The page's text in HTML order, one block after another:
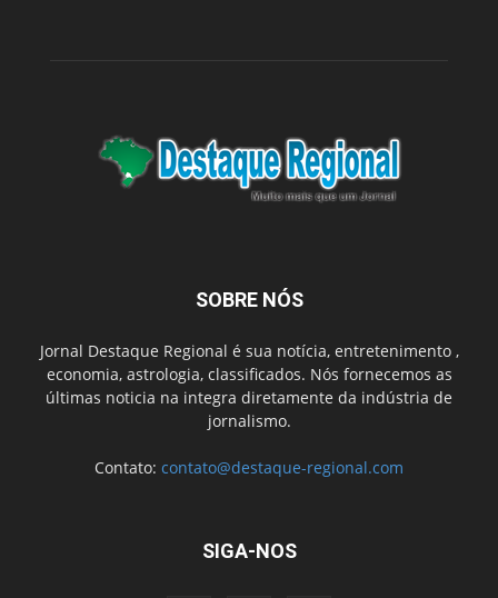
SOBRE NÓS
Jornal Destaque Regional é sua notícia, entretenimento ,
economia, astrologia, classificados. Nós fornecemos as
últimas noticia na integra diretamente da indústria de
jornalismo.
Contato: contato@destaque-regional.com
SIGA-NOS